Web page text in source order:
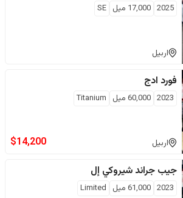
2025
17,000 ميل SE
اربيل
فورد ادج
2023
60,000 ميل Titanium
اربيل $14,200
جيب جراند شيروكي إل
2023
61,000 ميل Limited